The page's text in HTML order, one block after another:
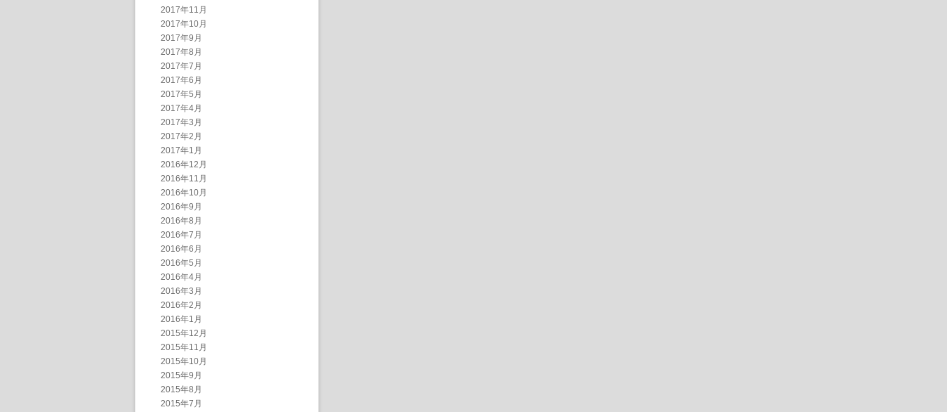
2017年11月
2017年10月
2017年9月
2017年8月
2017年7月
2017年6月
2017年5月
2017年4月
2017年3月
2017年2月
2017年1月
2016年12月
2016年11月
2016年10月
2016年9月
2016年8月
2016年7月
2016年6月
2016年5月
2016年4月
2016年3月
2016年2月
2016年1月
2015年12月
2015年11月
2015年10月
2015年9月
2015年8月
2015年7月